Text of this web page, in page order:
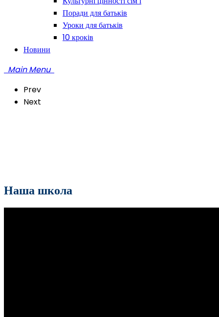
Поради для батьків
Уроки для батьків
10 кроків
Новини
Main Menu
Prev
Next
Наша школа